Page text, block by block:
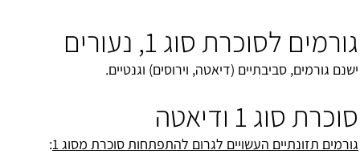
גורמים לסוכרת סוג 1, נעורים
ישנם גורמים, סביבתיים (דיאטה, וירוסים) וגנטיים.
סוכרת סוג 1 ודיאטה
גורמים תזונתיים העשויים לגרום להתפתחות סוכרת מסוג 1
: